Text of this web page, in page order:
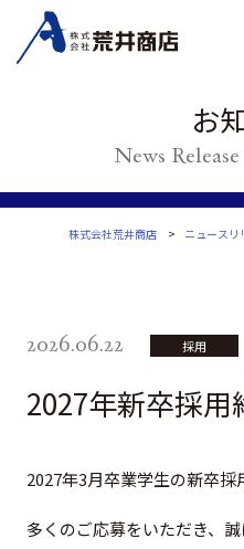
投資・開発 /
会社情報
トップメッセ
企業理念・事
沿革
グループ会社
お
News
株式会社荒井商店 ニュースリ
2026.06.22 採用
2027年新卒採用
2027年3月卒業学生の新卒採
多くのご応募をいただき、